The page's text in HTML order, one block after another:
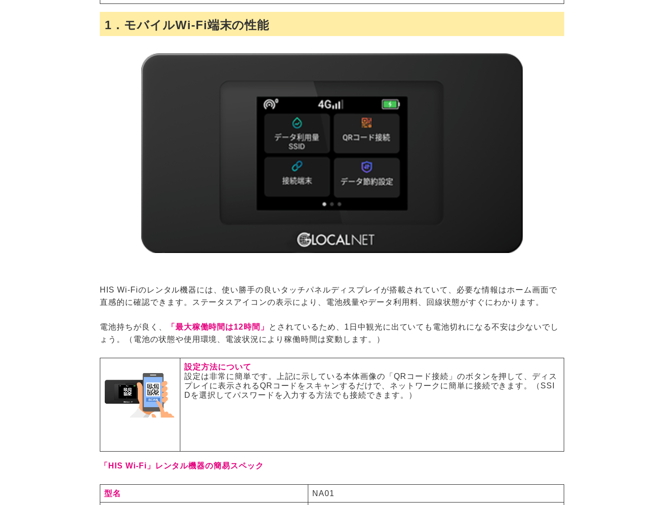
1．モバイルWi-Fi端末の性能
HIS Wi-Fiのレンタル機器には、使い勝手の良いタッチパネルディスプレイが搭載されていて、必要な情報はホーム画面で
直感的に確認できます。ステータスアイコンの表示により、電池残量やデータ利用料、回線状態がすぐにわかります。
電池持ちが良く、 「最大稼働時間は12時間」
とされているため、1日中観光に出ていても電池切れになる不安は少ないでし
ょう。（電池の状態や使用環境、電波状況により稼働時間は変動します。）
設定方法について
設定は非常に簡単です。上記に示している本体画像の「QRコード接続」のボタンを押して、ディス
プレイに表示されるQRコードをスキャンするだけで、ネットワークに簡単に接続できます。（SSI
Dを選択してパスワードを入力する方法でも接続できます。）
「HIS Wi-Fi」レンタル機器の簡易スペック
型名 NA01